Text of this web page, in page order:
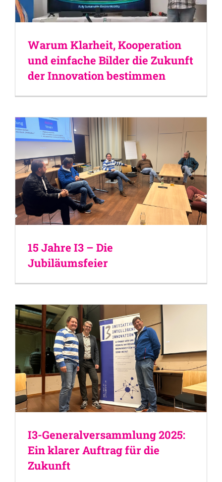
Warum Klarheit, Kooperation
und einfache Bilder die Zukunft
der Innovation bestimmen
15 Jahre I3 – Die
Jubiläumsfeier
I3-Generalversammlung 2025:
Ein klarer Auftrag für die
Zukunft